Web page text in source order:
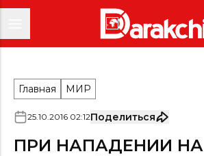
Главная МИР
25.10.2016 02:12Поделиться
ПРИ НАПАДЕНИИ НА